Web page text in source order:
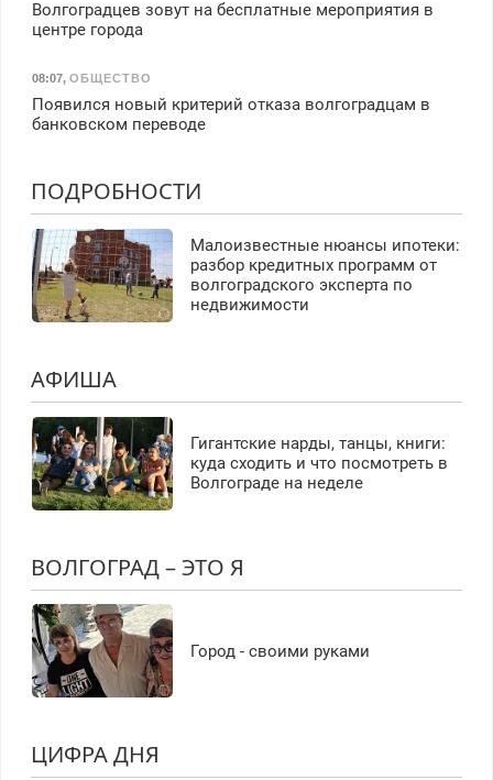
Волгоградцев зовут на бесплатные мероприятия в
центре города
08:07, ОБЩЕСТВО
Появился новый критерий отказа волгоградцам в
банковском переводе
ПОДРОБНОСТИ
Малоизвестные нюансы ипотеки:
разбор кредитных программ от
волгоградского эксперта по
недвижимости
АФИША
Гигантские нарды, танцы, книги:
куда сходить и что посмотреть в
Волгограде на неделе
ВОЛГОГРАД – ЭТО Я
Город - своими руками
ЦИФРА ДНЯ